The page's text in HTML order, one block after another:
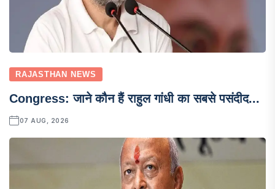
RAJASTHAN NEWS
Congress: जाने कौन हैं राहुल गांधी का सबसे पसंदीद...
07 AUG, 2026